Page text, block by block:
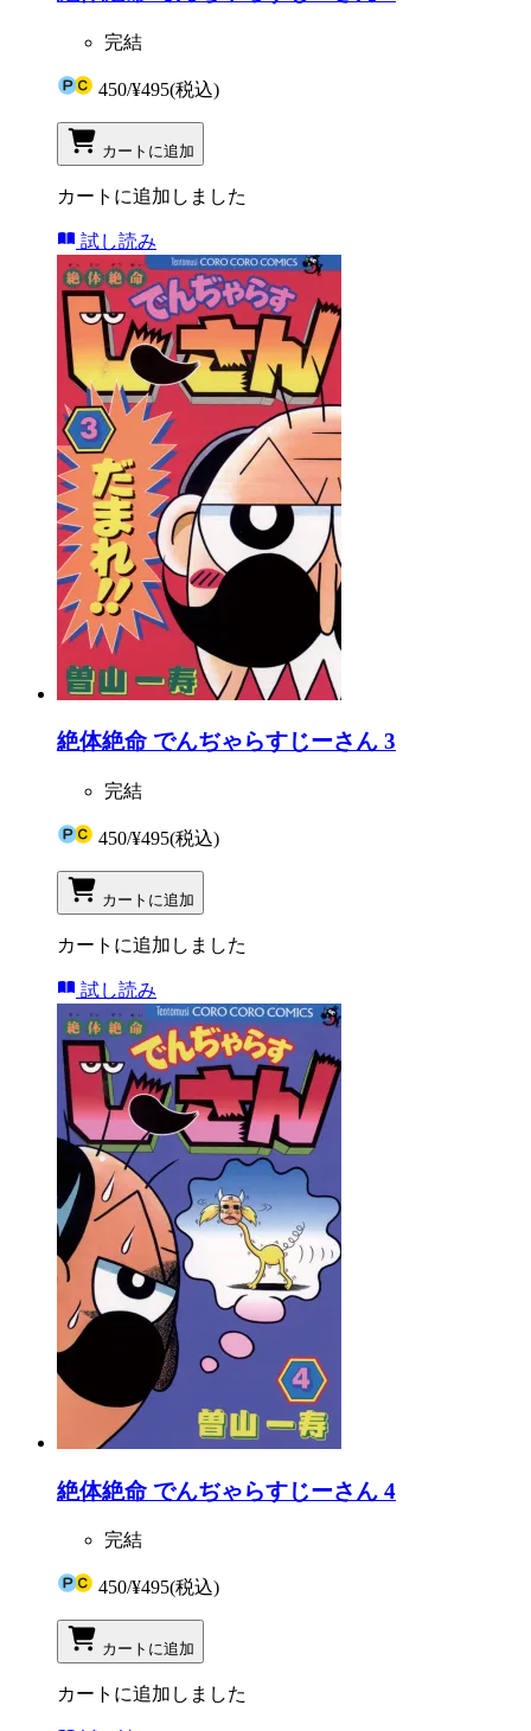
完結
450/¥495(税込)
カートに追加
カートに追加しました
試し読み
絶体絶命 でんぢゃらすじーさん 3
完結
450/¥495(税込)
カートに追加
カートに追加しました
試し読み
絶体絶命 でんぢゃらすじーさん 4
完結
450/¥495(税込)
カートに追加
カートに追加しました